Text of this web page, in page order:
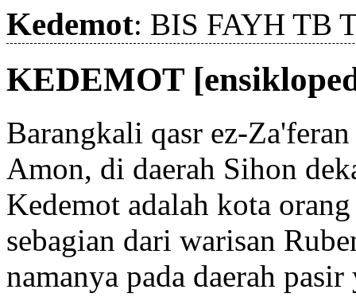
Kedemot: BIS FAYH TB
KEDEMOT
Barangkali qasr ez-
Amon, di daerah Sihon
Kedemot adalah kota
sebagian dari warisan
namanya pada daerah